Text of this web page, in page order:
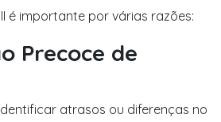
é importante por várias razões:
Precoce de
atrasos ou diferenças no